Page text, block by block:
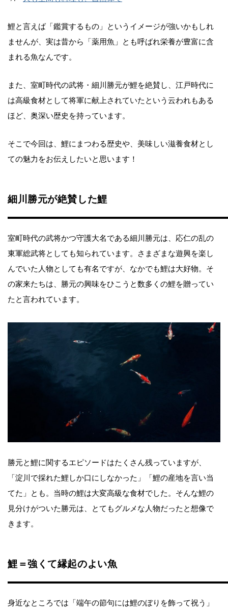
鯉と言えば「鑑賞するもの」というイメージが強いかもしれ
ませんが、実は昔から「薬用魚」とも呼ばれ栄養が豊富に含
まれる魚なんです。
また、室町時代の武将・細川勝元が鯉を絶賛し、江戸時代に
は高級食材として将軍に献上されていたという云われもある
ほど、奥深い歴史を持っています。
そこで今回は、鯉にまつわる歴史や、美味しい滋養食材とし
ての魅力をお伝えしたいと思います！
細川勝元が絶賛した鯉
室町時代の武将かつ守護大名である細川勝元は、応仁の乱の
東軍総武将としても知られています。さまざまな遊興を楽し
んでいた人物としても有名ですが、なかでも鯉は大好物。そ
の家来たちは、勝元の興味をひこうと数多くの鯉を贈ってい
たと言われています。
勝元と鯉に関するエピソードはたくさん残っていますが、
「淀川で採れた鯉しか口にしなかった」「鯉の産地を言い当
てた」とも。当時の鯉は大変高級な食材でした。そんな鯉の
見分けがついた勝元は、とてもグルメな人物だったと想像で
きます。
鯉＝強くて縁起のよい魚
身近なところでは「端午の節句には鯉のぼりを飾って祝う」